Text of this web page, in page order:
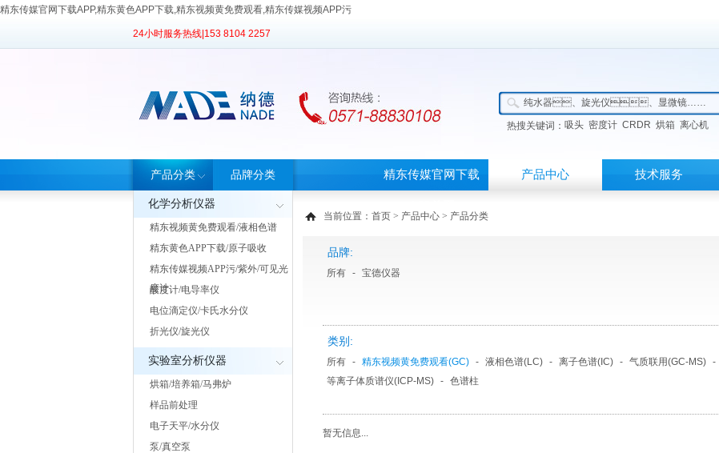
精东传媒官网下载APP,精东黄色APP下载,精东视频黄免费观看,精东传媒视频APP污
24小时服务热线| 153 8104 2257
热搜关键词： 吸头 密度计 CRDR 烘箱 离心机
产品分类
化学分析仪器
精东视频黄免费观看/液相色谱
精东黄色APP下载/原子吸收
精东传媒视频APP污/紫外/可见光
度计
酸度计/电导率仪
电位滴定仪/卡氏水分仪
折光仪/旋光仪
实验室分析仪器
烘箱/培养箱/马弗炉
样品前处理
电子天平/水分仪
泵/真空泵
品牌分类 精东传媒官网下载 产品中心 技术服务
当前位置： 首页 > 产品中心 > 产品分类
品牌:
所有 - 宝德仪器
类别:
所有 - 精东视频黄免费观看(GC) - 液相色谱(LC) - 离子色谱(IC) - 气质联用(GC-MS) -
等离子体质谱仪(ICP-MS) - 色谱柱
暂无信息...